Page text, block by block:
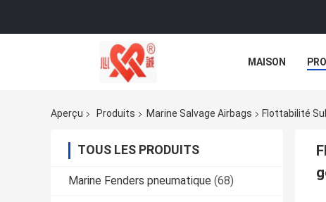
MAISON
Aperçu
Produits Marine Salvage Airbags Flottabilité
TOUS LES PRODUITS
Marine Fenders pneumatique (68)